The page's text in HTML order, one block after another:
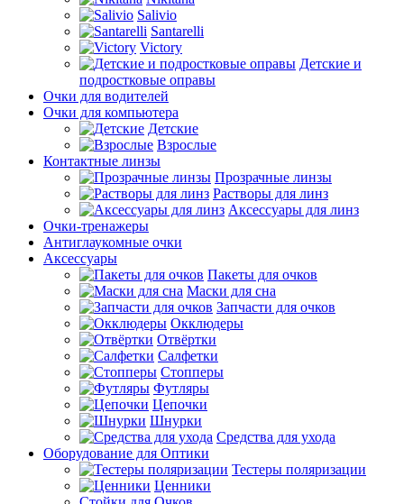
Salivio
Santarelli
Victory
Детские и
подростковые оправы
Очки для водителей
Очки для компьютера
Детские
Взрослые
Контактные линзы
Прозрачные линзы
Растворы для линз
Аксессуары для линз
Очки-тренажеры
Антиглаукомные очки
Аксессуары
Пакеты для очков
Маски для сна
Запчасти для очков
Окклюдеры
Отвёртки
Салфетки
Стопперы
Футляры
Цепочки
Шнурки
Средства для ухода
Оборудование для Оптики
Тестеры поляризации
Ценники